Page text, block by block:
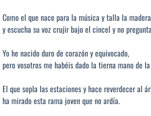
Como el que nace para la música y talla la
y escucha su voz crujir bajo el cincel y no
Yo he nacido duro de corazón y equivocado,
pero vosotros me habéis dado la tierna mano de
El que sopla las estaciones y hace reverdecer al
ha mirado esta rama joven que no ardía.